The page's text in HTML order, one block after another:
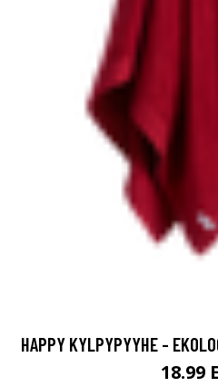
HAPPY KYLPYPYYHE -
18.99